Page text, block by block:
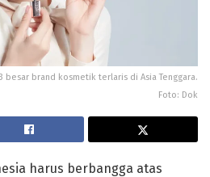
besar brand kosmetik terlaris di Asia Tenggara.
Foto: Dok
harus berbangga atas